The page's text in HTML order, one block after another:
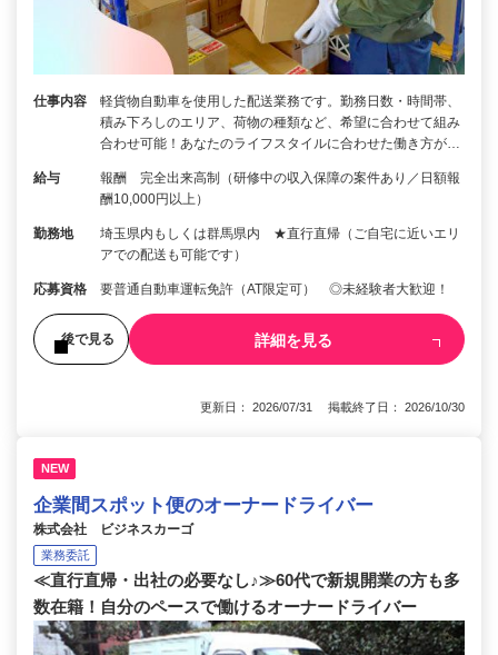
仕事内容
軽貨物自動車を使用した配送業務です。勤務日数・時間帯、
積み下ろしのエリア、荷物の種類など、希望に合わせて組み
合わせ可能！あなたのライフスタイルに合わせた働き方が…
給与
報酬 完全出来高制（研修中の収入保障の案件あり／日額報
酬10,000円以上）
勤務地
埼玉県内もしくは群馬県内 ★直行直帰（ご自宅に近いエリ
アでの配送も可能です）
応募資格 要普通自動車運転免許（AT限定可） ◎未経験者大歓迎！
後で見る 詳細を見る
更新日： 2026/07/31 掲載終了日： 2026/10/30
NEW
企業間スポット便のオーナードライバー
株式会社 ビジネスカーゴ
業務委託
≪直行直帰・出社の必要なし♪≫60代で新規開業の方も多
数在籍！自分のペースで働けるオーナードライバー